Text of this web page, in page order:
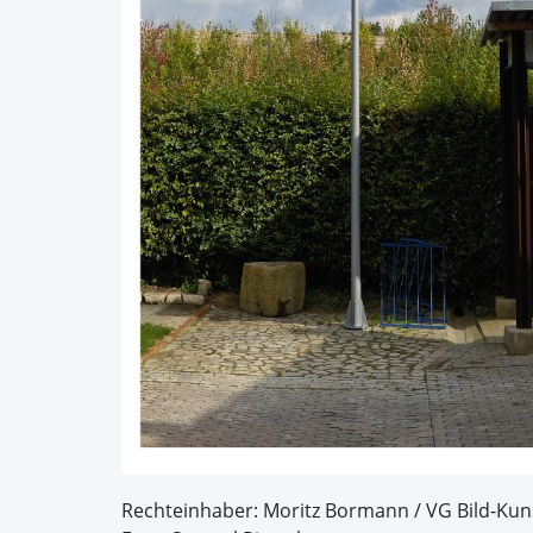
Rechteinhaber: Moritz Bormann / VG Bild-